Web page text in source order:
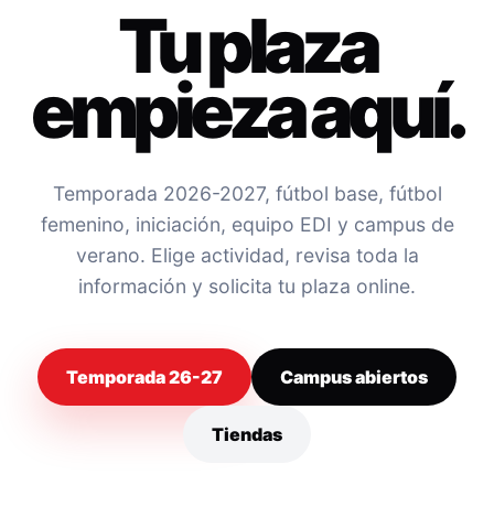
Tu plaza
empieza aquí.
Temporada 2026-2027, fútbol base, fútbol
femenino, iniciación, equipo EDI y campus de
verano. Elige actividad, revisa toda la
información y solicita tu plaza online.
Temporada 26-27 Campus abiertos
Tiendas